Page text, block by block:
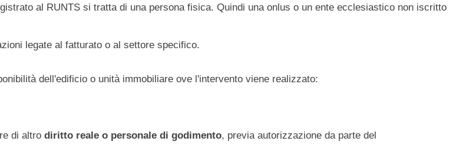
al RUNTS si tratta di una persona fisica. Quindi una onlus o un ente ecclesiastico non iscritto
legate al fatturato o al settore specifico.
dell'edificio o unità immobiliare ove l'intervento viene realizzato:
di altro diritto reale o personale di godimento, previa autorizzazione da parte del